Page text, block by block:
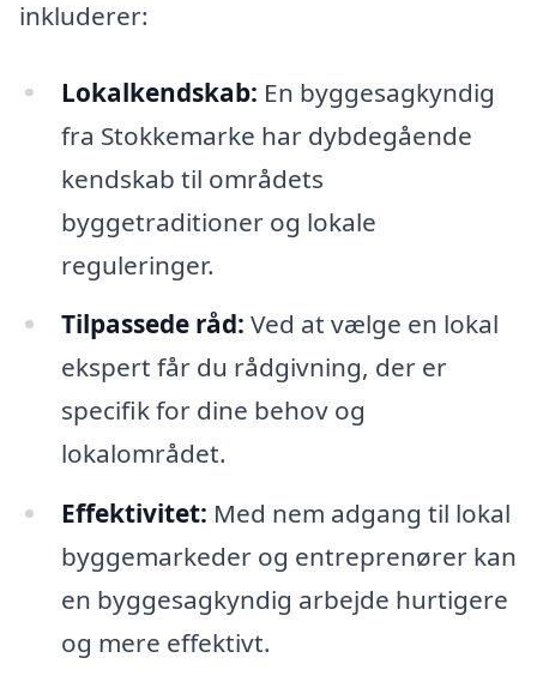
inkluderer:
Lokalkendskab: En byggesagkyndig
fra Stokkemarke har dybdegående
kendskab til områdets
byggetraditioner og lokale
reguleringer.
Tilpassede råd: Ved at vælge en lokal
ekspert får du rådgivning, der er
specifik for dine behov og
lokalområdet.
Effektivitet: Med nem adgang til lokal
byggemarkeder og entreprenører kan
en byggesagkyndig arbejde hurtigere
og mere effektivt.